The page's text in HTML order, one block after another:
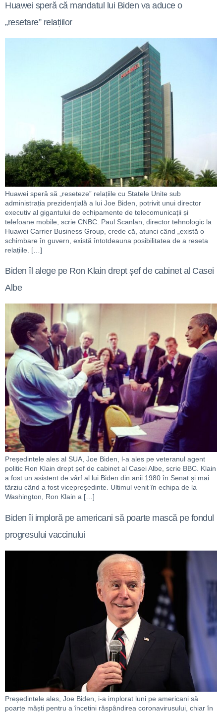
Huawei speră că mandatul lui Biden va aduce o
„resetare” relațiilor
Huawei speră să „reseteze” relațiile cu Statele Unite sub
administrația prezidențială a lui Joe Biden, potrivit unui director
executiv al gigantului de echipamente de telecomunicații și
telefoane mobile, scrie CNBC. Paul Scanlan, director tehnologic la
Huawei Carrier Business Group, crede că, atunci când „există o
schimbare în guvern, există întotdeauna posibilitatea de a reseta
relațiile. […]
Biden îl alege pe Ron Klain drept șef de cabinet al Casei
Albe
Președintele ales al SUA, Joe Biden, l-a ales pe veteranul agent
politic Ron Klain drept șef de cabinet al Casei Albe, scrie BBC. Klain
a fost un asistent de vârf al lui Biden din anii 1980 în Senat și mai
târziu când a fost vicepreședinte. Ultimul venit în echipa de la
Washington, Ron Klain a […]
Biden îi imploră pe americani să poarte mască pe fondul
progresului vaccinului
Președintele ales, Joe Biden, i-a implorat luni pe americani să
poarte măști pentru a încetini răspândirea coronavirusului, chiar în